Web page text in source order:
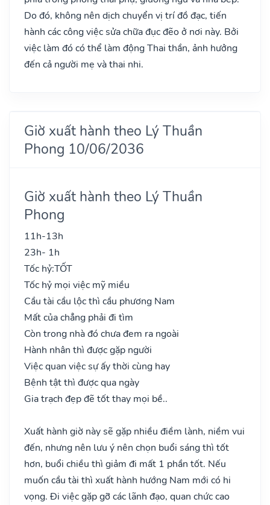
Do đó, không nên dịch chuyển vị trí đồ đạc, tiến
hành các công việc sửa chữa đục đẽo ở nơi này. Bởi
việc làm đó có thể làm động Thai thần, ảnh hưởng
đến cả người mẹ và thai nhi.
Giờ xuất hành theo Lý Thuần
Phong 10/06/2036
Giờ xuất hành theo Lý Thuần
Phong
11h-13h
23h- 1h
Tốc hỷ:TỐT
Tốc hỷ mọi việc mỹ miều
Cầu tài cầu lộc thì cầu phương Nam
Mất của chẳng phải đi tìm
Còn trong nhà đó chưa đem ra ngoài
Hành nhân thì được gặp người
Việc quan việc sự ấy thời cùng hay
Bệnh tật thì được qua ngày
Gia trạch đẹp đẽ tốt thay mọi bề..
Xuất hành giờ này sẽ gặp nhiều điềm lành, niềm vui
đến, nhưng nên lưu ý nên chọn buổi sáng thì tốt
hơn, buổi chiều thì giảm đi mất 1 phần tốt. Nếu
muốn cầu tài thì xuất hành hướng Nam mới có hi
vọng. Đi việc gặp gỡ các lãnh đạo, quan chức cao